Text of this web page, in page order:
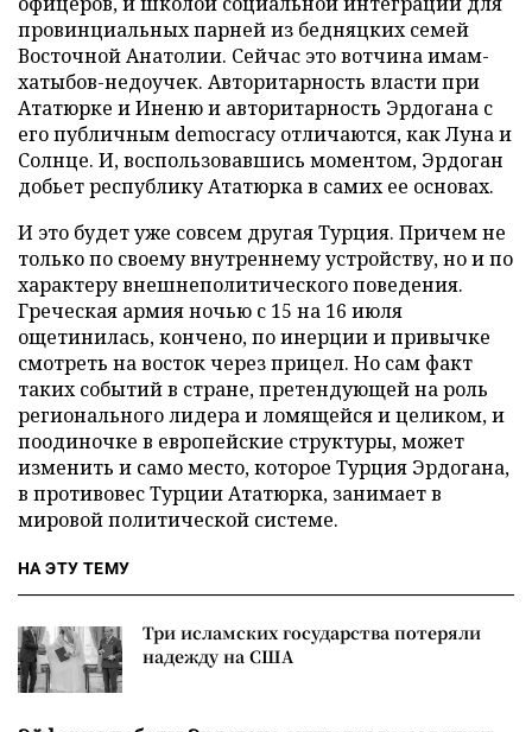
провинциальных парней из бедняцких семей
Восточной Анатолии. Сейчас это вотчина имам-
хатыбов-недоучек. Авторитарность власти при
Ататюрке и Иненю и авторитарность Эрдогана с
его публичным democracy отличаются, как Луна и
Солнце. И, воспользовавшись моментом, Эрдоган
добьет республику Ататюрка в самих ее основах.
И это будет уже совсем другая Турция. Причем не
только по своему внутреннему устройству, но и по
характеру внешнеполитического поведения.
Греческая армия ночью с 15 на 16 июля
ощетинилась, кончено, по инерции и привычке
смотреть на восток через прицел. Но сам факт
таких событий в стране, претендующей на роль
регионального лидера и ломящейся и целиком, и
поодиночке в европейские структуры, может
изменить и само место, которое Турция Эрдогана,
в противовес Турции Ататюрка, занимает в
мировой политической системе.
НА ЭТУ ТЕМУ
Три исламских государства потеряли
надежду на США